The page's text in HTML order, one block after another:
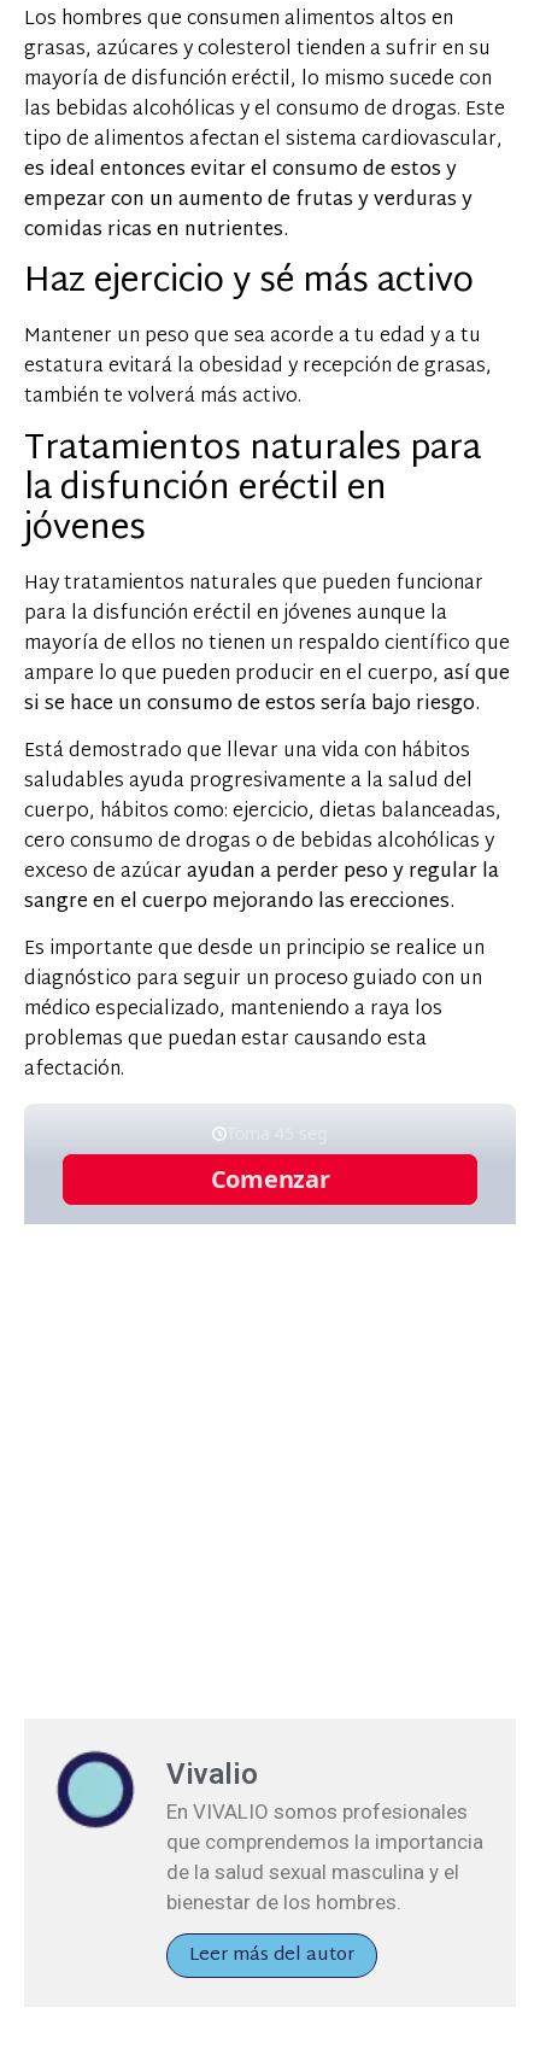
Los hombres que consumen alimentos altos en
grasas, azúcares y colesterol tienden a sufrir en su
mayoría de disfunción eréctil, lo mismo sucede con
las bebidas alcohólicas y el consumo de drogas. Este
tipo de alimentos afectan el sistema cardiovascular,
es ideal entonces evitar el consumo de estos y
empezar con un aumento de frutas y verduras y
comidas ricas en nutrientes.
Haz ejercicio y sé más activo
Mantener un peso que sea acorde a tu edad y a tu
estatura evitará la obesidad y recepción de grasas,
también te volverá más activo.
Tratamientos naturales para
la disfunción eréctil en
jóvenes
Hay tratamientos naturales que pueden funcionar
para la disfunción eréctil en jóvenes aunque la
mayoría de ellos no tienen un respaldo científico que
ampare lo que pueden producir en el cuerpo, así que
si se hace un consumo de estos sería bajo riesgo.
Está demostrado que llevar una vida con hábitos
saludables ayuda progresivamente a la salud del
cuerpo, hábitos como: ejercicio, dietas balanceadas,
cero consumo de drogas o de bebidas alcohólicas y
exceso de azúcarayudan a perder peso y regular la
sangre en el cuerpo mejorando las erecciones.
Es importante que desde un principio se realice un
diagnóstico para seguir un proceso guiado con un
médico especializado, manteniendo a raya los
problemas que puedan estar causando esta
afectación.
Vivalio
En VIVALIO somos profesionales
que comprendemos la importancia
de la salud sexual masculina y el
bienestar de los hombres.
Leer más del autor